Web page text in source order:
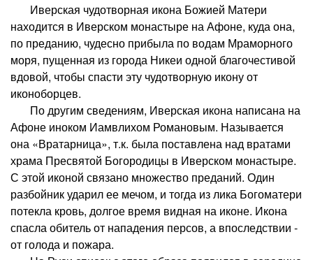
Иверская чудотворная икона Божией Матери
находится в Иверском монастыре на Афоне, куда она,
по преданию, чудесно прибыла по водам Мраморного
моря, пущенная из города Никеи одной благочестивой
вдовой, чтобы спасти эту чудотворную икону от
иконоборцев.
По другим сведениям, Иверская икона написана на
Афоне иноком Иамвлихом Романовым. Называется
она «Вратарница», т.к. была поставлена над вратами
храма Пресвятой Богородицы в Иверском монастыре.
С этой иконой связано множество преданий. Один
разбойник ударил ее мечом, и тогда из лика Богоматери
потекла кровь, долгое время видная на иконе. Икона
спасла обитель от нападения персов, а впоследствии -
от голода и пожара.